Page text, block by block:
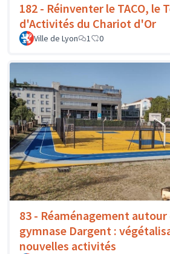
182 - Réinventer le TACO, le
d'Activités du Chariot d'Or
Ville de Lyon 1 0
83 - Réaménagement autour
gymnase Dargent :
nouvelles activités